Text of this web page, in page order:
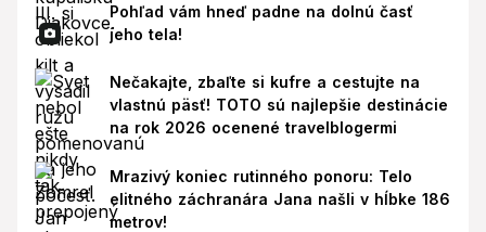
Pohľad vám hneď padne na dolnú časť
jeho tela!
Nečakajte, zbaľte si kufre a cestujte na
vlastnú päsť! TOTO sú najlepšie destinácie
na rok 2026 ocenené travelblogermi
Mrazivý koniec rutinného ponoru: Telo
elitného záchranára Jana našli v hĺbke 186
metrov!